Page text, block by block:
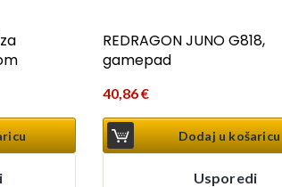
REDRAGON JUNO G818,
gamepad
40,86€
Dodaj u košaricu
Usporedi